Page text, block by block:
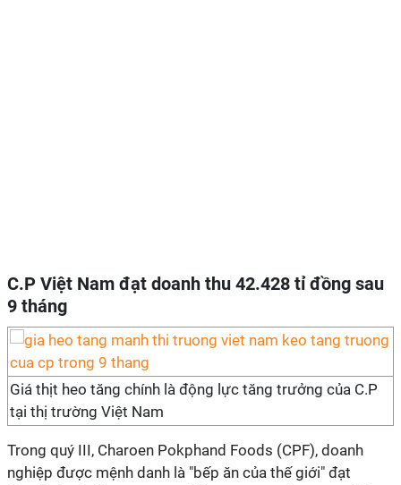
C.P Việt Nam đạt doanh thu 42.428 tỉ đồng sau
9 tháng
Giá thịt heo tăng chính là động lực tăng trưởng của C.P
tại thị trường Việt Nam
Trong quý III, Charoen Pokphand Foods (CPF), doanh
nghiệp được mệnh danh là "bếp ăn của thế giới" đạt